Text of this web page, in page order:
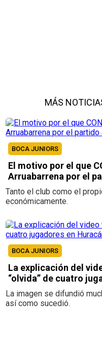
MÁS
BOCA JUNIORS
El motivo por el que
Arruabarrena por el
Tanto el club como el
económicamente.
BOCA JUNIORS
La explicación del
“olvida” de cuatro
La imagen se difundió
así como sucedió.